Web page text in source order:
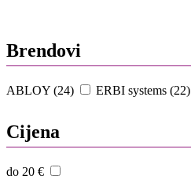
Brendovi
ABLOY (24) ERBI systems (22)
Cijena
do 20 €